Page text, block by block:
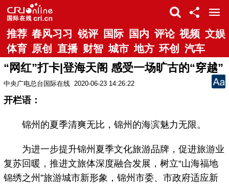
推荐 春风习习 锐评 国际 国内 评论 视频 文娱
体育 原创 直播 财智 城市 地方 环创 汽车
“网红”打卡|登海天阁 感受一场旷古的“穿越”
中央广电总台国际在线 2020-06-23 14:26:22
开栏语：
锦州的夏季清爽无比，锦州的海滨魅力无限。
为进一步提升锦州夏季文化旅游品牌，促进旅游业
复苏回暖，推进文旅体深度融合发展，树立“山海福地
锦绣之州”旅游城市新形象，锦州市委、市政府适应新